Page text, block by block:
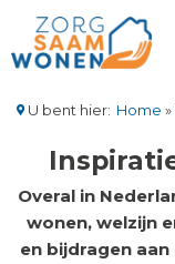
naar
de
gaanU bent hier: Home
Overal in
wonen, welzijn
en bijdragen